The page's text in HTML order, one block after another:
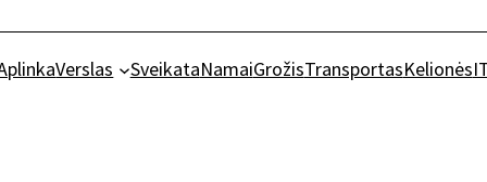
Verslas SveikataNamaiGrožisTransportasKelionės